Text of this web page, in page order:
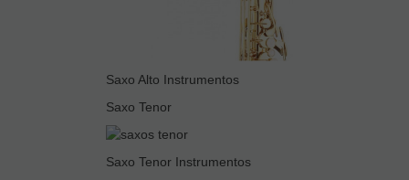
Saxo Alto Instrumentos
Saxo Tenor
Saxo Tenor Instrumentos